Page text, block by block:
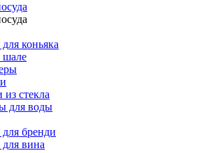
коньяка
шале
стекла
для воды
бренди
вина